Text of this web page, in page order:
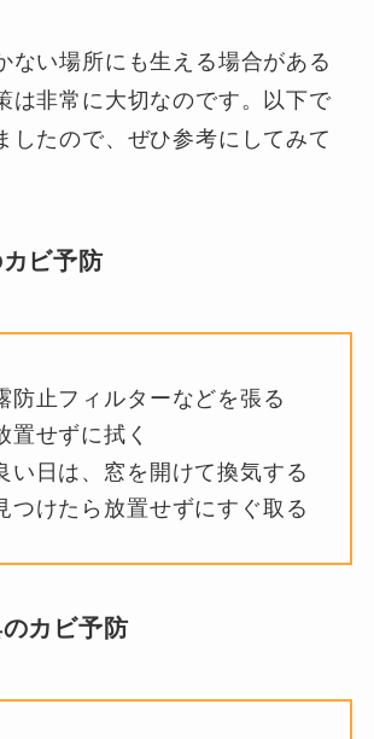
ない場所にも生える場合がある
は非常に大切なのです。以下で
したので、ぜひ参考にしてみて
ビ予防
防止フィルターなどを張る
置せずに拭く
い日は、窓を開けて換気する
つけたら放置せずにすぐ取る
カビ予防